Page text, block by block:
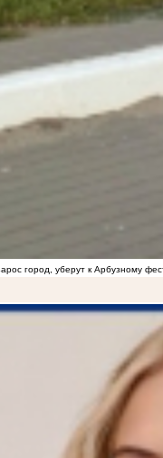
город, уберут к Арбузному